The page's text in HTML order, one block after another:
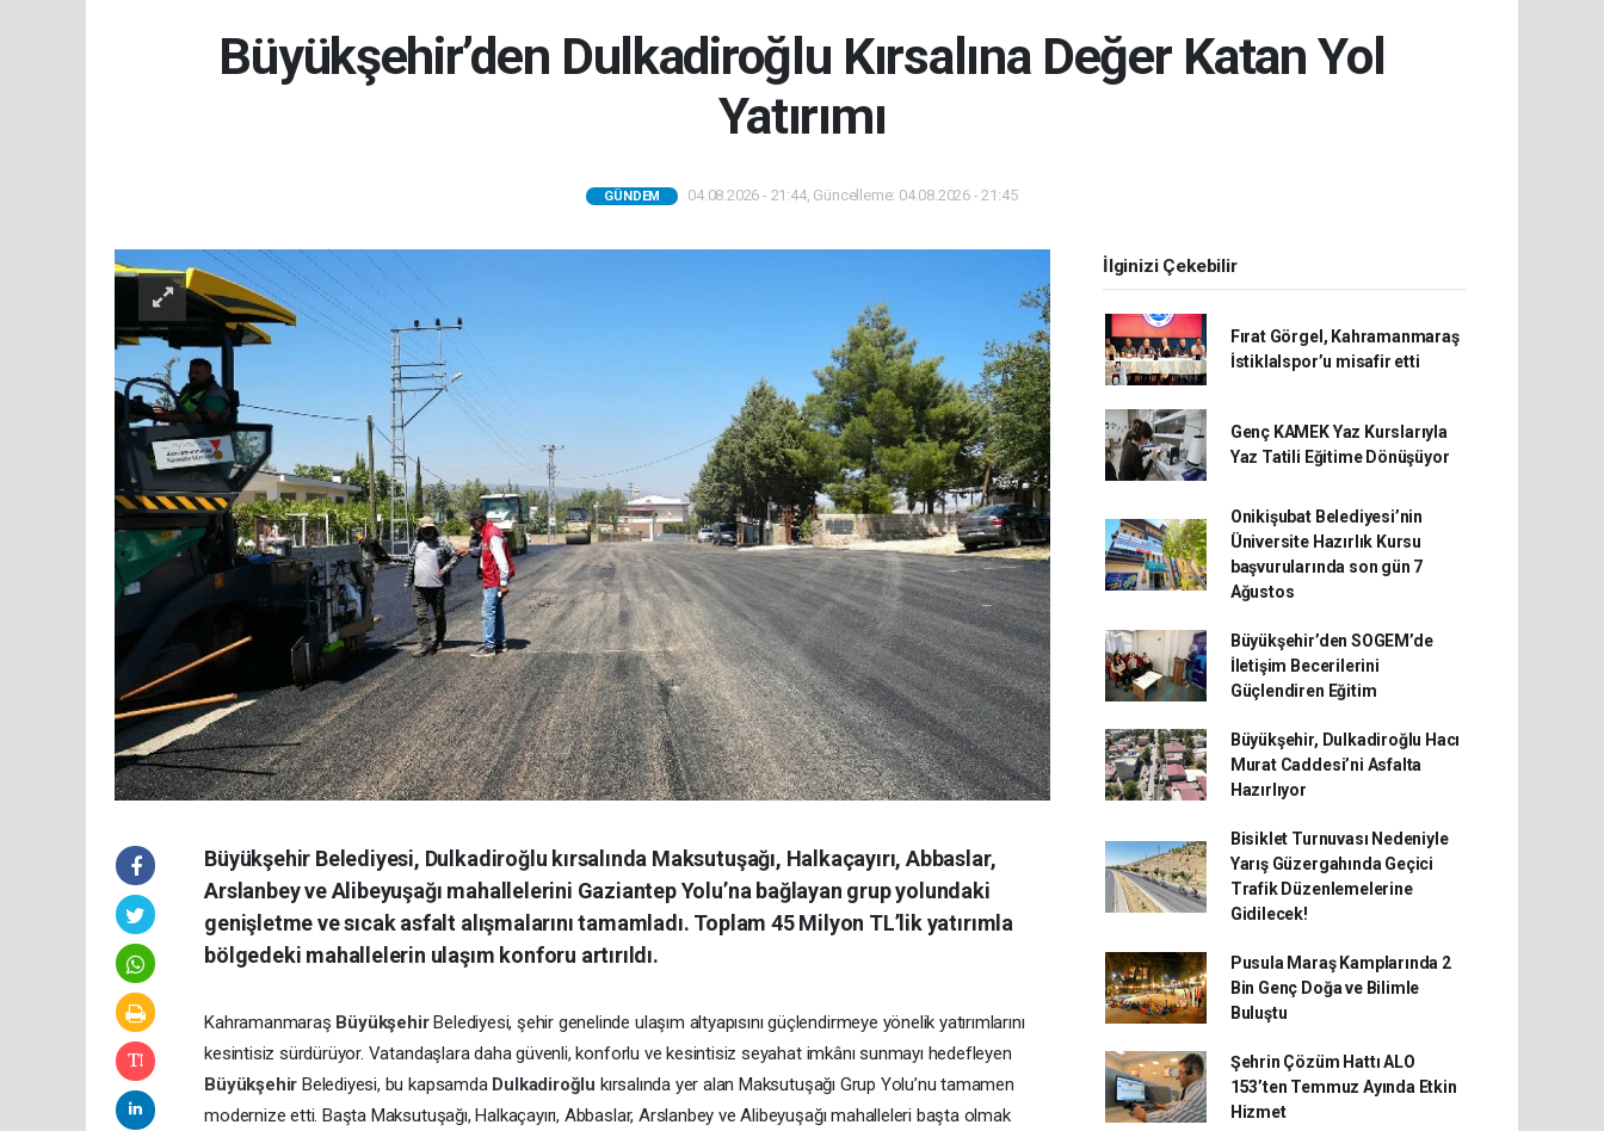
Büyükşehir’den Dulkadiroğlu Kırsalına Değer Katan Yol
Yatırımı
GÜNDEM 04.08.2026 - 21:44, Güncelleme: 04.08.2026 - 21:45
Büyükşehir Belediyesi, Dulkadiroğlu kırsalında Maksutuşağı, Halkaçayırı, Abbaslar,
Arslanbey ve Alibeyuşağı mahallelerini Gaziantep Yolu’na bağlayan grup yolundaki
genişletme ve sıcak asfalt alışmalarını tamamladı. Toplam 45 Milyon TL’lik yatırımla
bölgedeki mahallelerin ulaşım konforu artırıldı.
Kahramanmaraş BüyükşehirBelediyesi, şehir genelinde ulaşım altyapısını güçlendirmeye yönelik yatırımlarını
kesintisiz sürdürüyor. Vatandaşlara daha güvenli, konforlu ve kesintisiz seyahat imkânı sunmayı hedefleyen
Büyükşehir Belediyesi, bu kapsamda Dulkadiroğlu kırsalında yer alan Maksutuşağı Grup Yolu’nu tamamen
modernize etti. Başta Maksutuşağı, Halkaçayırı, Abbaslar, Arslanbey ve Alibeyuşağı mahalleleri başta olmak
İlginizi Çekebilir
Fırat Görgel, Kahramanmaraş
İstiklalspor’u misafir etti
Genç KAMEK Yaz Kurslarıyla
Yaz Tatili Eğitime Dönüşüyor
Onikişubat Belediyesi’nin
Üniversite Hazırlık Kursu
başvurularında son gün 7
Ağustos
Büyükşehir’den SOGEM’de
İletişim Becerilerini
Güçlendiren Eğitim
Büyükşehir, Dulkadiroğlu Hacı
Murat Caddesi’ni Asfalta
Hazırlıyor
Bisiklet Turnuvası Nedeniyle
Yarış Güzergahında Geçici
Trafik Düzenlemelerine
Gidilecek!
Pusula Maraş Kamplarında 2
Bin Genç Doğa ve Bilimle
Buluştu
Şehrin Çözüm Hattı ALO
153’ten Temmuz Ayında Etkin
Hizmet